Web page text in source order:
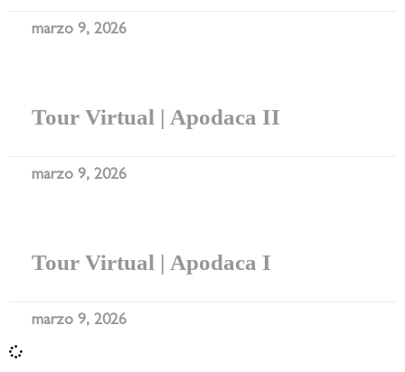
marzo 9, 2026
Tour Virtual | Apodaca II
marzo 9, 2026
Tour Virtual | Apodaca I
marzo 9, 2026